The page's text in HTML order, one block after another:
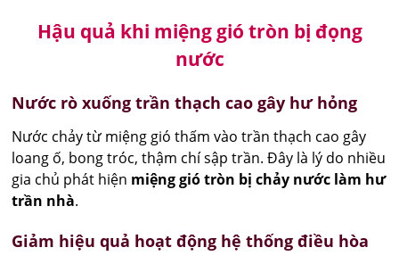
Hậu quả khi miệng gió tròn bị đọng
nước
Nước rò xuống trần thạch cao gây hư hỏng
Nước chảy từ miệng gió thấm vào trần thạch cao gây
loang ố, bong tróc, thậm chí sập trần. Đây là lý do nhiều
gia chủ phát hiện miệng gió tròn bị chảy nước làm hư
trần nhà.
Giảm hiệu quả hoạt động hệ thống điều hòa